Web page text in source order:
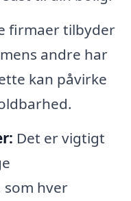
firmaer tilbyder
andre har
kan påvirke
Det er vigtigt
hver